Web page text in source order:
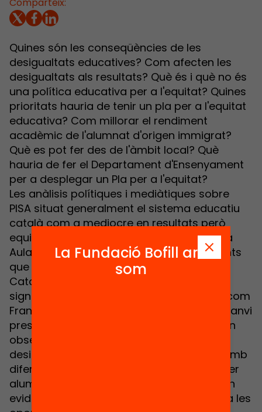
Quines són les conseqüències de les
desigualtats educatives? Com afecten les
desigualtats als resultats? Què és i què no és
una política educativa per a l'equitat? Quines
prioritats hauria de tenir un pla per a l'equitat
educativa? Com millorar el rendiment
acadèmic de l'alumnat d'origen immigrat?
Què es pot fer des de l'àmbit local? Què
hauria de fer el Departament d'Ensenyament
per a desplegar un Pla per a l'equitat?
Les anàlisis polítiques i mediàtiques sobre
PISA situat generalment el sistema educatiu
català com a mediocre en resultats però
equitatiu en la seva distribució. En aquesta
Aula Bofill es presentaran alguns arguments
que qüestionen aquesta premissa. De fet,
Catalunya no presenta uns resultats
significativament diferent dels de països com
França, Anglaterra o el Regne Unit, i si en canvi
presenta nivells notables de desigualtat. En
observar diferents dimensions de les
desigualtats educatives i la seva relació amb
diferents variables (puntuació, despesa per
alumne, inclusió social dels centres) es fan
evidents mancances significatives pel fa a les
La Fundació Bofill ara
som